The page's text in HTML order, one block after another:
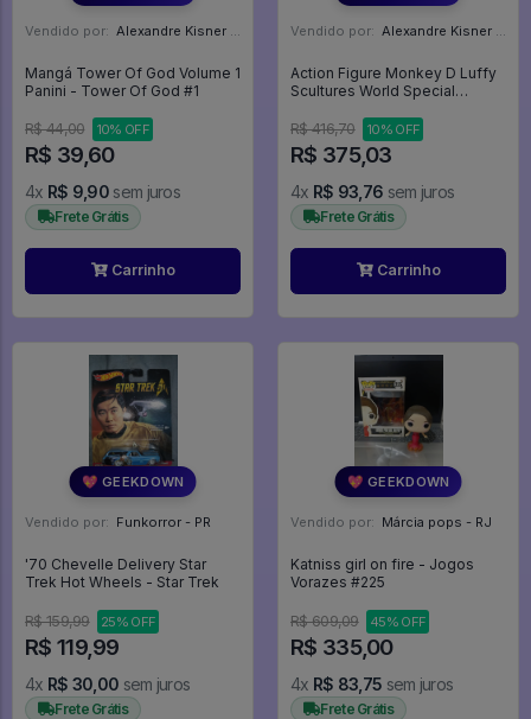
Vendido por: Alexandre Kisner - PR
Mangá Tower Of God Volume 1
Panini - Tower Of God #1
R$ 44,00 10% OFF
R$ 39,60
4x R$ 9,90 sem juros
Frete Grátis
Carrinho
Vendido por: Alexandre Kisner - PR
Action Figure Monkey D Luffy
Scultures World Special
- One Piece
R$ 416,70 10% OFF
R$ 375,03
4x R$ 93,76 sem juros
Frete Grátis
Carrinho
💖 GEEKDOWN
Vendido por: Funkorror - PR
'70 Chevelle Delivery Star
Trek Hot Wheels - Star Trek
R$ 159,99 25% OFF
R$ 119,99
4x R$ 30,00 sem juros
Frete Grátis
💖 GEEKDOWN
Vendido por: Márcia pops - RJ
Katniss girl on fire - Jogos
Vorazes #225
R$ 609,09 45% OFF
R$ 335,00
4x R$ 83,75 sem juros
Frete Grátis